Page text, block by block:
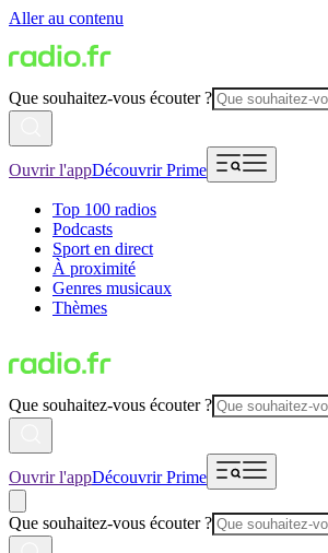
Aller au contenu
Que souhaitez-vous écouter ?
Ouvrir l'appDécouvrir Prime
Top 100 radios
Podcasts
Sport en direct
À proximité
Genres musicaux
Thèmes
Que souhaitez-vous écouter ?
Ouvrir l'appDécouvrir Prime
Que souhaitez-vous écouter ?